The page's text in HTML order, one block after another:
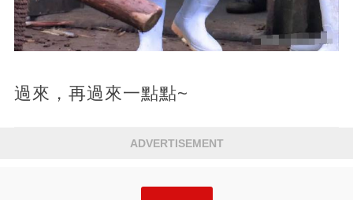
過來，再過來一點點~
ADVERTISEMENT